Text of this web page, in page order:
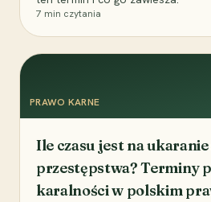
7 min czytania
PRAWO KARNE
Ile czasu jest na
przestępstwa? Terminy
karalności w polskim